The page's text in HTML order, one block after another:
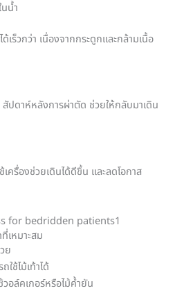
น้ำ
ร็วกว่า เนื่องจากกระดูกและกล้ามเนื้อ
ปดาห์หลังการผ่าตัด ช่วยให้กลับมาเดิน
ครื่องช่วยเดินได้ดีขึ้น และลดโอกาส
เหมาะสม
ย
ช้ไม้เท้าได้
อล์คเกอร์หรือไม้ค้ำยัน